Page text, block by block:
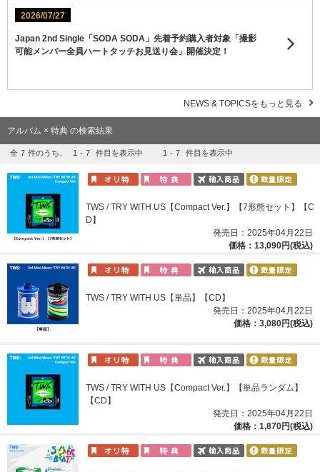
2026/07/27
Japan 2nd Single「SODA SODA」先着予約購入者対象「撮影
可能メンバー全員ハートタッチお見送り会」開催決定！
NEWS & TOPICSをもっと見る
アルバム × 特典 の検索結果
全 7 件のうち、 1 - 7 件目を表示中 1 - 7 件目を表示中
TWS / TRY WITH US【Compact Ver.】【7形態セット】【C
D】
発売日：2025年04月22日
価格：13,090円(税込)
TWS / TRY WITH US【単品】【CD】
発売日：2025年04月22日
価格：3,080円(税込)
TWS / TRY WITH US【Compact Ver.】【単品ランダム】
【CD】
発売日：2025年04月22日
価格：1,870円(税込)